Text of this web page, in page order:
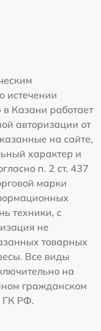
истечении
Казани работает
авторизации от
на сайте,
характер и
п. 2 ст. 437
марки
техники, с
не
товарных
Все виды
на
гражданском
ГК РФ.